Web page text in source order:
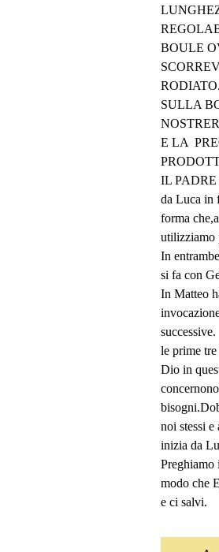
BOULE
RODIATO.
SULLA
E LA
IL PADRE
da Luca in
forma
utilizziamo
In
si fa con
In Matteo
successive.
le prime tre
Dio in
noi stessi
inizia da
Preghiamo
modo che
e ci salvi.